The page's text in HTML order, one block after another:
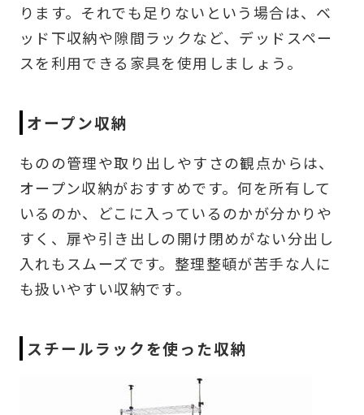
ります。それでも足りないという場合は、ベ
ッド下収納や隙間ラックなど、デッドスペー
スを利用できる家具を使用しましょう。
オープン収納
ものの管理や取り出しやすさの観点からは、
オープン収納がおすすめです。何を所有して
いるのか、どこに入っているのかが分かりや
すく、扉や引き出しの開け閉めがない分出し
入れもスムーズです。整理整頓が苦手な人に
も扱いやすい収納です。
スチールラックを使った収納